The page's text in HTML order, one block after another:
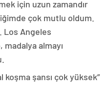
için uzun zamandır
çok mutlu oldum.
Los Angeles
madalya almayı
şansı çok yüksek”